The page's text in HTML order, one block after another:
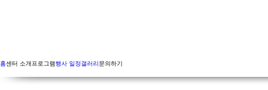
홈센터 소개프로그램행사 일정갤러리문의하기